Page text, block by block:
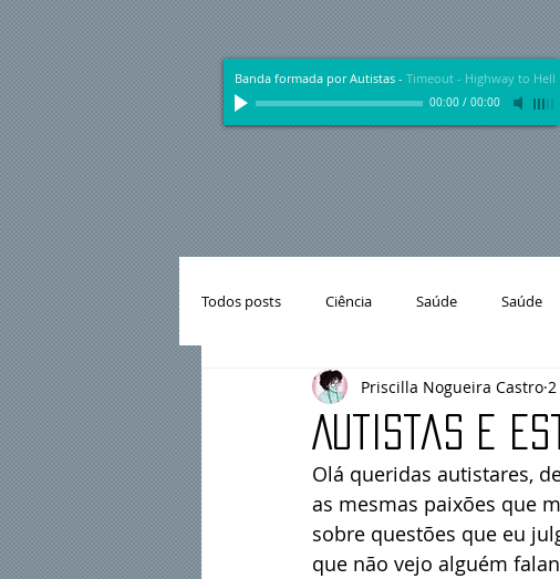
Banda formada por Autistas - Timeout - Highway to Hell
00:00 / 00:00
Todos posts Ciência Saúde Saúde
Mulheres Asperger
Autistas e
Priscilla Nogueira Castro
Olá queridas autistares,
as mesmas paixões que
sobre questões que eu
que não vejo alguém